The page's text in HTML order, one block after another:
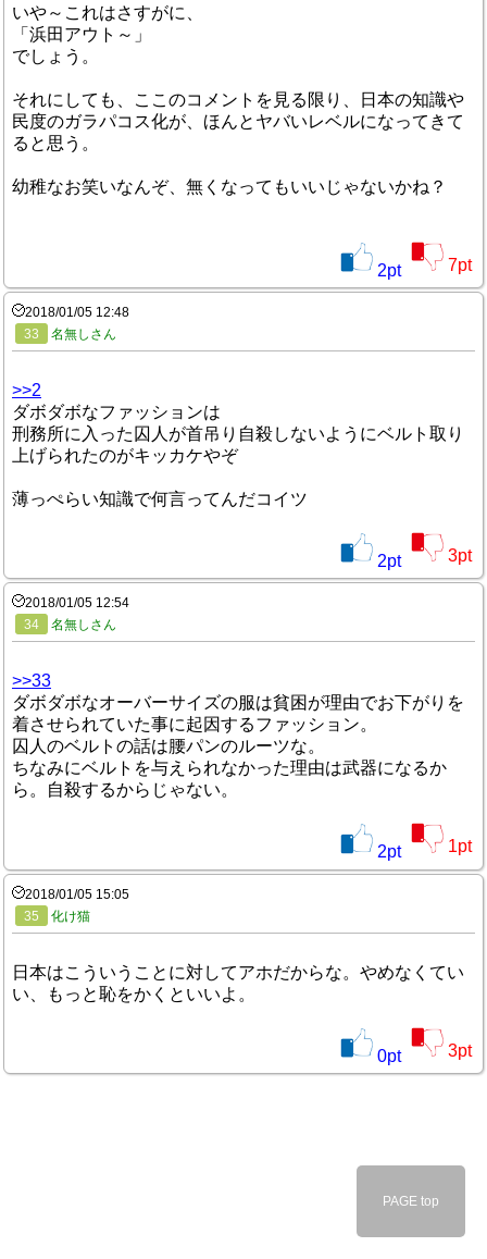
いや～これはさすがに、
「浜田アウト～」
でしょう。
それにしても、ここのコメントを見る限り、日本の知識や
民度のガラパコス化が、ほんとヤバいレベルになってきて
ると思う。
幼稚なお笑いなんぞ、無くなってもいいじゃないかね？
2pt 7pt
2018/01/05 12:48
33
名無しさん
>>2
ダボダボなファッションは
刑務所に入った囚人が首吊り自殺しないようにベルト取り
上げられたのがキッカケやぞ
薄っぺらい知識で何言ってんだコイツ
2pt 3pt
2018/01/05 12:54
34
名無しさん
>>33
ダボダボなオーバーサイズの服は貧困が理由でお下がりを
着させられていた事に起因するファッション。
囚人のベルトの話は腰パンのルーツな。
ちなみにベルトを与えられなかった理由は武器になるか
ら。自殺するからじゃない。
2pt 1pt
2018/01/05 15:05
35
化け猫
日本はこういうことに対してアホだからな。やめなくてい
い、もっと恥をかくといいよ。
0pt 3pt
PAGE top